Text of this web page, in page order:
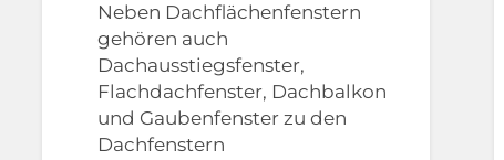
Neben Dachflächenfenstern
gehören auch
Dachausstiegsfenster,
Flachdachfenster, Dachbalkon
und Gaubenfenster zu den
Dachfenstern